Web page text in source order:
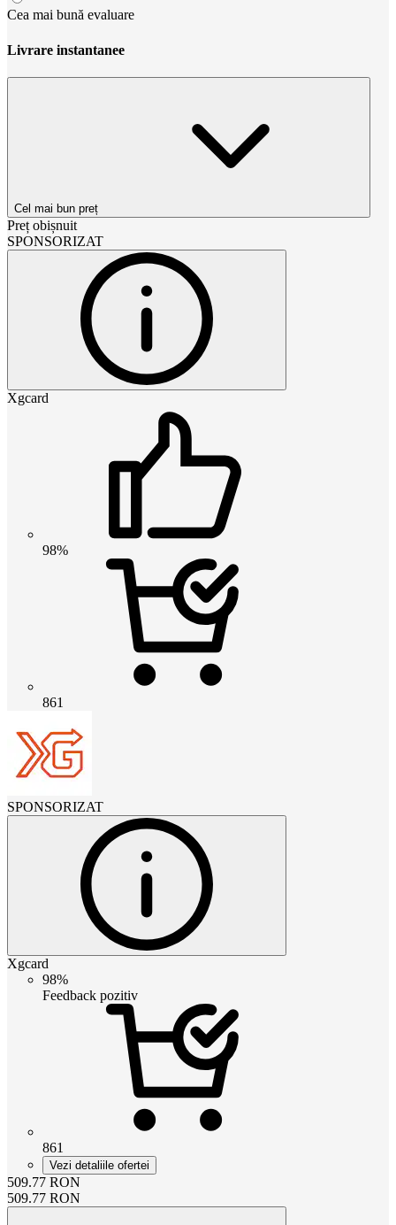
Cea mai bună evaluare
Livrare instantanee
Cel mai bun preț
Preț obișnuit
SPONSORIZAT
Xgcard
98%
861
SPONSORIZAT
Xgcard
98%
Feedback pozitiv
861
Vezi detaliile ofertei
509.77 RON
509.77 RON